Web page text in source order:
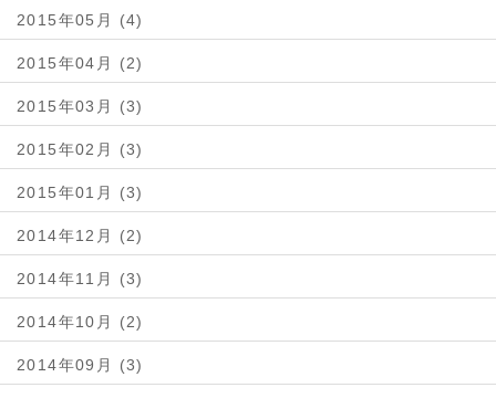
2015年05月 (4)
2015年04月 (2)
2015年03月 (3)
2015年02月 (3)
2015年01月 (3)
2014年12月 (2)
2014年11月 (3)
2014年10月 (2)
2014年09月 (3)